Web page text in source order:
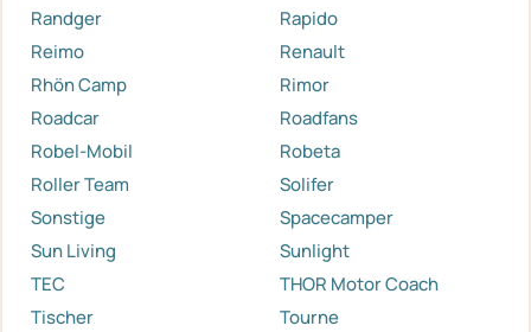
Randger
Rapido
Reimo
Renault
Rhön Camp
Rimor
Roadcar
Roadfans
Robel-Mobil
Robeta
Roller Team
Solifer
Sonstige
Spacecamper
Sun Living
Sunlight
TEC
THOR Motor Coach
Tischer
Tourne